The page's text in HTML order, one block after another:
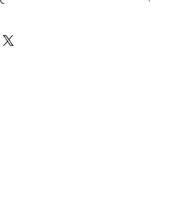
ださい。配送情報を明確にするこ